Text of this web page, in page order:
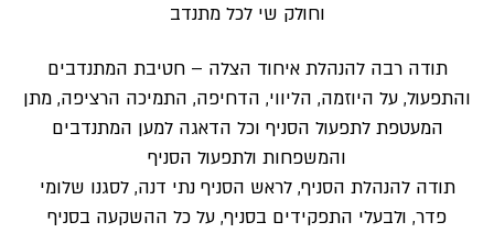
וחולק שי לכל מתנדב
תודה רבה להנהלת איחוד הצלה – חטיבת המתנדבים
והתפעול, על היוזמה, הליווי, הדחיפה, התמיכה הרציפה, מתן
המעטפת לתפעול הסניף וכל הדאגה למען המתנדבים
והמשפחות ולתפעול הסניף
תודה להנהלת הסניף, לראש הסניף נתי דנה, לסגנו שלומי
פדר, ולבעלי התפקידים בסניף, על כל ההשקעה בסניף